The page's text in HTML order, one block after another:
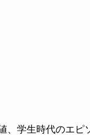
、学生時代のエピ